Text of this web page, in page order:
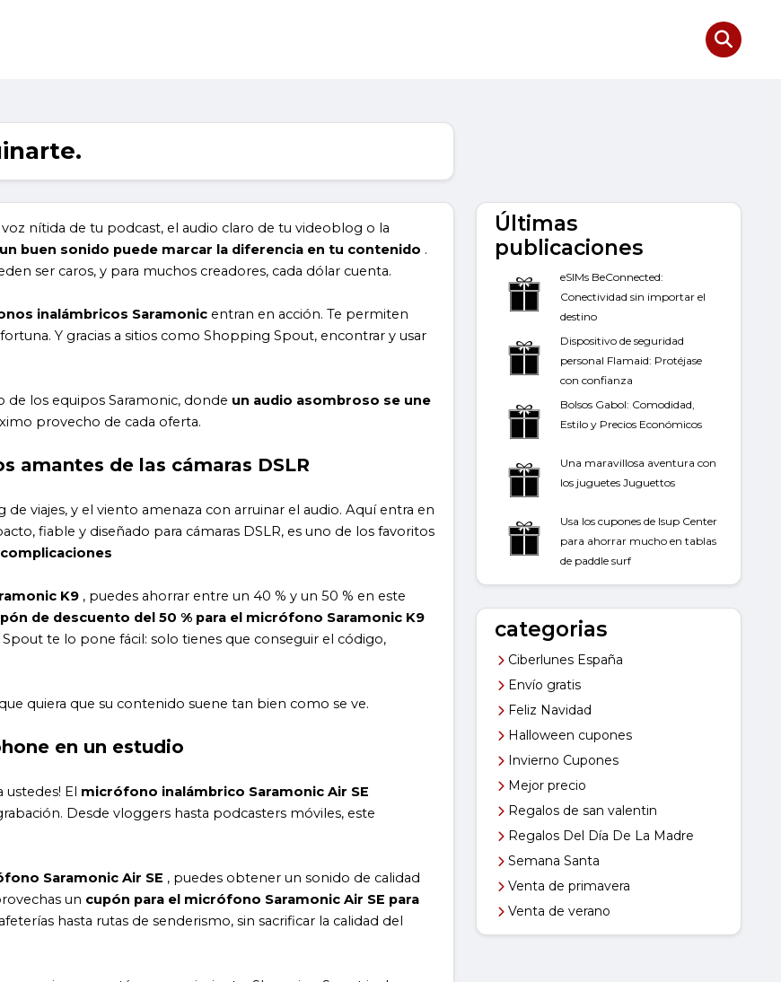
nítida de tu podcast, el audio claro de tu videoblog o la
un buen sonido puede marcar la diferencia en tu contenido .
ser caros, y para muchos creadores, cada dólar cuenta.
inalámbricos Saramonic entran en acción. Te permiten
Y gracias a sitios como Shopping Spout, encontrar y usar
los equipos Saramonic, donde un audio asombroso se une
provecho de cada oferta.
amantes de las cámaras DSLR
viajes, y el viento amenaza con arruinar el audio. Aquí entra en
fiable y diseñado para cámaras DSLR, es uno de los favoritos
K9 , puedes ahorrar entre un 40 % y un 50 % en este
de descuento del 50 % para el micrófono Saramonic K9
te lo pone fácil: solo tienes que conseguir el código,
quiera que su contenido suene tan bien como se ve.
en un estudio
ustedes! El micrófono inalámbrico Saramonic Air SE
Desde vloggers hasta podcasters móviles, este
Saramonic Air SE , puedes obtener un sonido de calidad
un cupón para el micrófono Saramonic Air SE para
hasta rutas de senderismo, sin sacrificar la calidad del
Últimas
publicaciones
eSIMs BeConnected:
Conectividad sin importar el
destino
Dispositivo de seguridad
personal Flamaid: Protéjase
con confianza
Bolsos Gabol: Comodidad,
Estilo y Precios Económicos
Una maravillosa aventura con
los juguetes Juguettos
Usa los cupones de Isup Center
para ahorrar mucho en tablas
de paddle surf
categorias
Ciberlunes España
Envío gratis
Feliz Navidad
Halloween cupones
Invierno Cupones
Mejor precio
Regalos de san valentin
Regalos Del Día De La Madre
Semana Santa
Venta de primavera
Venta de verano